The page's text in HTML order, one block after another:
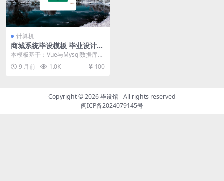
计算机
商城系统毕设模板 毕业设计模
板及毕业论文与PPT开题报告
本模板基于：Vue与Mysql数据库开
发 系统的实现 功能模块的实现 用
户信息管...
9 月前 1.0K 100
Copyright © 2026毕设馆- All rights reserved
闽ICP备2024079145号